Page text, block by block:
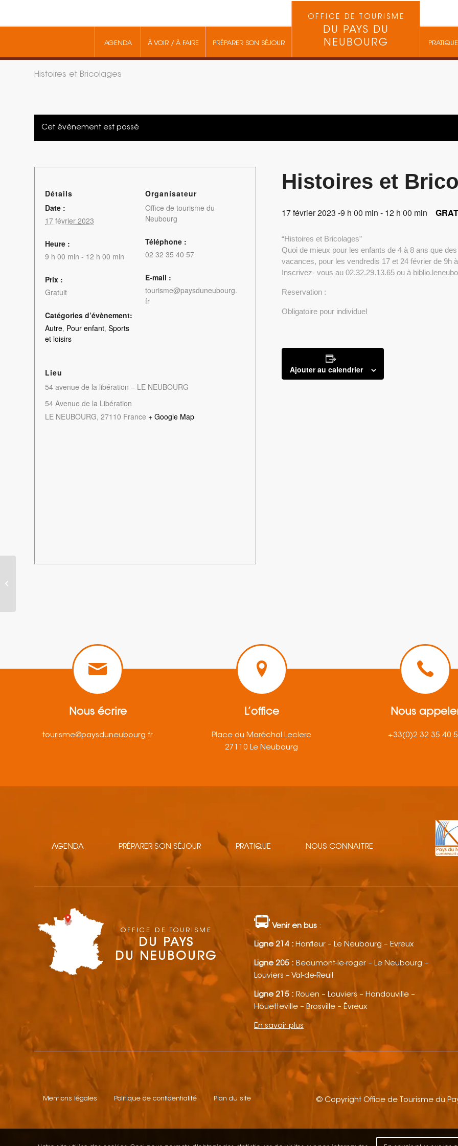
AGENDA À VOIR / À FAIRE PRÉPARER SON SÉJOUR
OFFICE DE TOURISME
DU PAYS DU
NEUBOURG
PRATIQUE
Histoires et Bricolages
Cet évènement est passé
Histoires et
17 février 2023 -9 h 00 min - 12 h 00 min
“Histoires et Bricolages”
Quoi de mieux pour les enfants de 4 à 8 ans que
vacances, pour les vendredis 17 et 24 février de 9h
Inscrivez- vous au 02.32.29.13.65 ou à
Reservation :
Obligatoire pour individuel
Ajouter au calendrier
Détails
Date :
17 février 2023
Heure :
9 h 00 min - 12 h 00 min
Prix :
Gratuit
Catégories d’évènement:
Autre, Pour enfant, Sports
et loisirs
Organisateur
Office de tourisme du
Neubourg
Téléphone :
02 32 35 40 57
E-mail :
tourisme@paysduneubourg.
fr
Lieu
54 avenue de la libération – LE NEUBOURG
54 Avenue de la Libération
LE NEUBOURG, 27110 France + Google Map
Nous écrire
tourisme@paysduneubourg.fr
L’office
Place du Maréchal Leclerc
27110 Le Neubourg
Nous
+33(0)2 32 35 40
AGENDA PRÉPARER SON SÉJOUR PRATIQUE NOUS CONNAITRE
OFFICE DE TOURISME
DU PAYS
DU NEUBOURG
Venir en bus :
Ligne 214 : Honfleur – Le Neubourg – Evreux
Ligne 205 : Beaumont-le-roger – Le Neubourg –
Louviers – Val-de-Reuil
Ligne 215 : Rouen – Louviers – Hondouville –
Houetteville – Brosville – Évreux
En savoir plus
Mentions légales Politique de confidentialité Plan du site © Copyright Office de Tourisme du